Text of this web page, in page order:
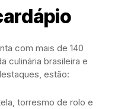
com mais de 140
culinária brasileira e
estão:
torresmo de rolo e